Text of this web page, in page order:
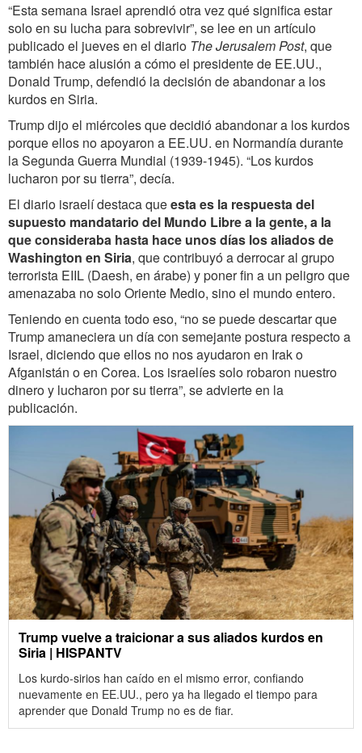
“Esta semana Israel aprendió otra vez qué significa estar
solo en su lucha para sobrevivir”, se lee en un artículo
publicado el jueves en el diario The Jerusalem Post, que
también hace alusión a cómo el presidente de EE.UU.,
Donald Trump, defendió la decisión de abandonar a los
kurdos en Siria.
Trump dijo el miércoles que decidió abandonar a los kurdos
porque ellos no apoyaron a EE.UU. en Normandía durante
la Segunda Guerra Mundial (1939-1945). “Los kurdos
lucharon por su tierra”, decía.
El diario israelí destaca queesta es la respuesta del
supuesto mandatario del Mundo Libre a la gente, a la
que consideraba hasta hace unos días los aliados de
Washington en Siria, que contribuyó a derrocar al grupo
terrorista EIIL (Daesh, en árabe) y poner fin a un peligro que
amenazaba no solo Oriente Medio, sino el mundo entero.
Teniendo en cuenta todo eso, “no se puede descartar que
Trump amaneciera un día con semejante postura respecto a
Israel, diciendo que ellos no nos ayudaron en Irak o
Afganistán o en Corea. Los israelíes solo robaron nuestro
dinero y lucharon por su tierra”, se advierte en la
publicación.
Trump vuelve a traicionar a sus aliados kurdos en
Siria | HISPANTV
Los kurdo-sirios han caído en el mismo error, confiando
nuevamente en EE.UU., pero ya ha llegado el tiempo para
aprender que Donald Trump no es de fiar.